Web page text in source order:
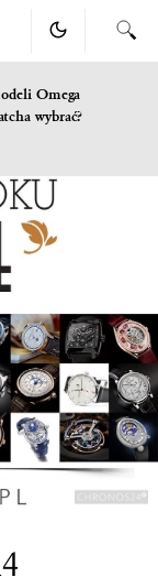
Omega
wybrać?